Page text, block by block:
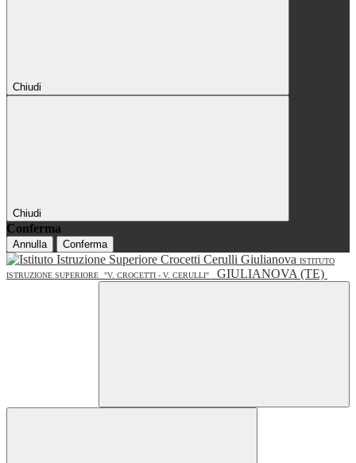
Chiudi
Chiudi
Conferma
Annulla Conferma
ISTITUTO
ISTRUZIONE SUPERIORE
"V. CROCETTI - V. CERULLI" GIULIANOVA (TE)